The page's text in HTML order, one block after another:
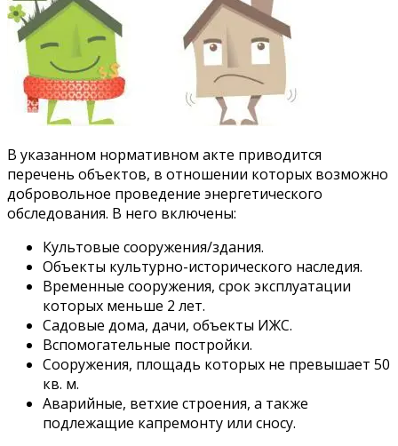
В указанном нормативном акте приводится
перечень объектов, в отношении которых возможно
добровольное проведение энергетического
обследования. В него включены:
Культовые сооружения/здания.
Объекты культурно-исторического наследия.
Временные сооружения, срок эксплуатации
которых меньше 2 лет.
Садовые дома, дачи, объекты ИЖС.
Вспомогательные постройки.
Сооружения, площадь которых не превышает 50
кв. м.
Аварийные, ветхие строения, а также
подлежащие капремонту или сносу.